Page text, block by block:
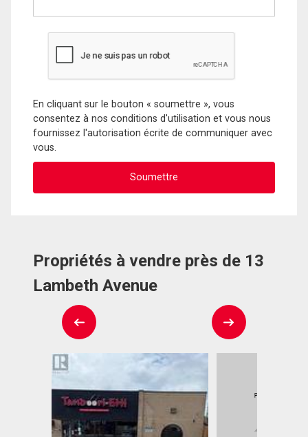
En cliquant sur le bouton « soumettre », vous
consentez à nos conditions d'utilisation et vous nous
fournissez l'autorisation écrite de communiquer avec
vous.
Propriétés à vendre près de 13
Lambeth Avenue